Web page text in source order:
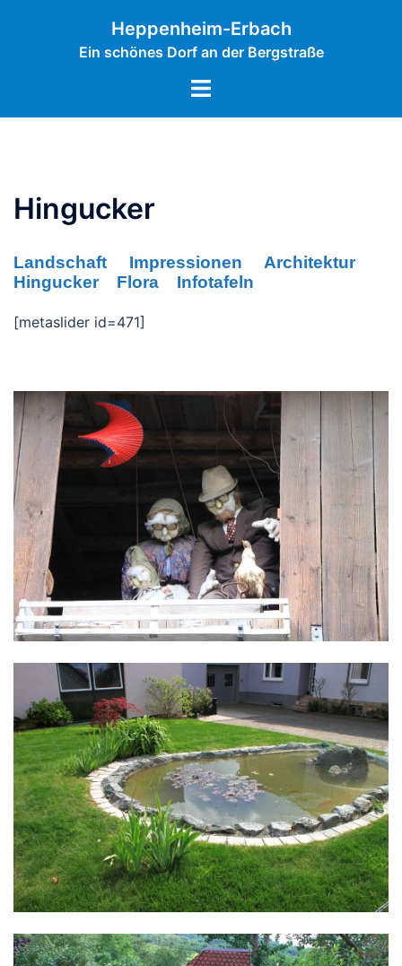
Heppenheim-Erbach
Ein schönes Dorf an der Bergstraße
Menü
umschalten
Hingucker
Landschaft Impressionen
Architektur
Hingucker
Flora Infotafeln
[metaslider id=471]